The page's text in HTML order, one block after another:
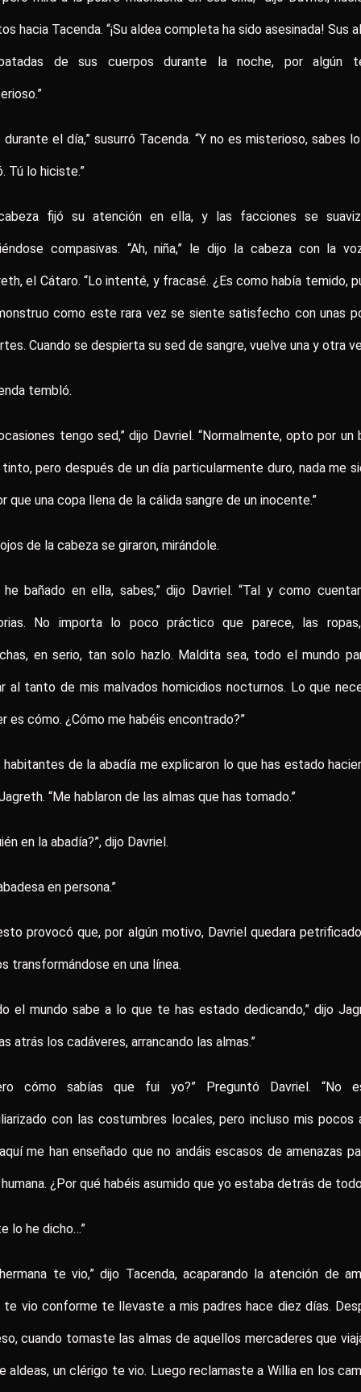
hacia Tacenda. “¡Su aldea completa ha sido asesinada! Sus
de sus cuerpos durante la noche, por algún
durante el día,” susurró Tacenda. “Y no es misterioso, sabes
Tú lo hiciste.”
fijó su atención en ella, y las facciones se
compasivas. “Ah, niña,” le dijo la cabeza con la
el Cátaro. “Lo intenté, y fracasé. ¿Es como había temido,
como este rara vez se siente satisfecho con unas
Cuando se despierta su sed de sangre, vuelve una y otra
tembló.
tengo sed,” dijo Davriel. “Normalmente, opto por un
tinto, pero después de un día particularmente duro, nada me
que una copa llena de la cálida sangre de un inocente.”
de la cabeza se giraron, mirándole.
he bañado en ella, sabes,” dijo Davriel. “Tal y como
No importa lo poco práctico que parece, las
en serio, tan solo hazlo. Maldita sea, todo el mundo
al tanto de mis malvados homicidios nocturnos. Lo que
es cómo. ¿Cómo me habéis encontrado?”
habitantes de la abadía me explicaron lo que has estado
“Me hablaron de las almas que has tomado.”
en la abadía?”, dijo Davriel.
en persona.”
provocó que, por algún motivo, Davriel quedara
transformándose en una línea.
el mundo sabe a lo que te has estado dedicando,” dijo
atrás los cadáveres, arrancando las almas.”
cómo sabías que fui yo?” Preguntó Davriel. “No
con las costumbres locales, pero incluso mis pocos
me han enseñado que no andáis escasos de amenazas
¿Por qué habéis asumido que yo estaba detrás de
lo he dicho…”
te vio,” dijo Tacenda, acaparando la atención de
te vio conforme te llevaste a mis padres hace diez días.
cuando tomaste las almas de aquellos mercaderes que
aldeas, un clérigo te vio. Luego reclamaste a Willia en los